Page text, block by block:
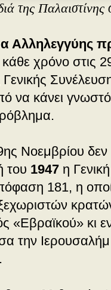
της Παλαιστίνης
Αλληλεγγύης
κάθε χρόνο
να κάνει γνωστό
Νοεμβρίου δεν
του 1947 η
181, η
«Εβραϊκού» κι
την